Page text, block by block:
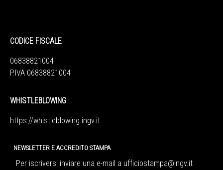
CODICE FISCALE
06838821004
P.IVA 06838821004
WHISTLEBLOWING
https://whistleblowing.ingv.it
NEWSLETTER E ACCREDITO STAMPA
Per iscriversi inviare una e-mail a ufficiostampa@ingv.it